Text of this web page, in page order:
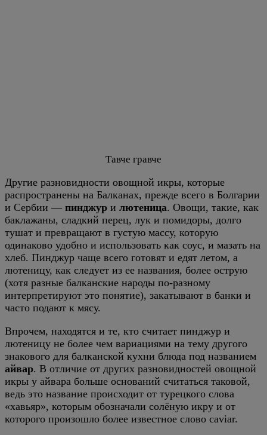
Тавче гравче
Другие разновидности овощной икры, которые
распространены на Балканах, прежде всего в Болгарии
и Сербии — пинджур и лютеница. Овощи, такие, как
баклажаны, сладкий перец, лук и помидоры, долго
тушат и превращают в густую массу, которую
одинаково удобно и использовать как соус, и мазать на
хлеб. Пинджур чаще всего готовят и едят летом, а
лютеницу, как следует из ее названия, более острую
(хотя разные балканские народы по-разному
интерпретируют это понятие), закатывают в банки и
часто подают к мясу.
Впрочем, находятся и те, кто считает пинджур и
лютеницу не более чем вариациями на тему другого
знакового для балканской кухни блюда под названием
айвар. В отличие от других разновидностей овощной
икры у айвара больше оснований считаться таковой,
ведь это название происходит от турецкого слова
«хавьяр», которым обозначали солёную икру и от
которого произошло более известное слово caviar.